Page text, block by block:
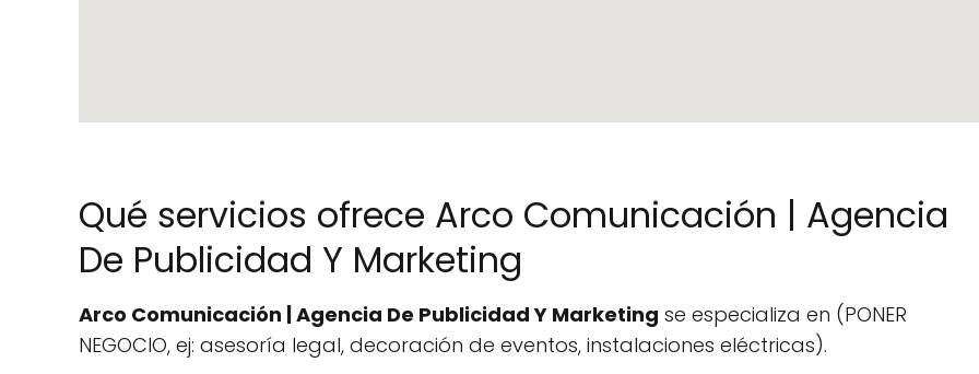
Qué servicios ofrece Arco Comunicación | Agencia
De Publicidad Y Marketing
Arco Comunicación | Agencia De Publicidad Y Marketing se especializa en (PONER
NEGOCIO, ej: asesoría legal, decoración de eventos, instalaciones eléctricas).